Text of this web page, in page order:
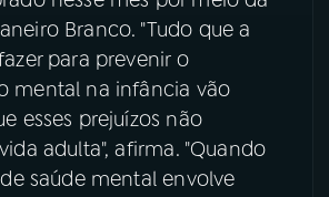
Facebook
X
Branco. "Tudo que a
para prevenir o
mental na infância vão
esses prejuízos não
adulta", afirma. "Quando
saúde mental envolve